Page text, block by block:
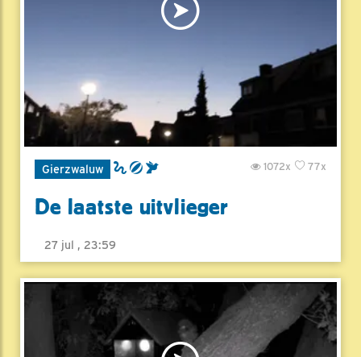
Gierzwaluw 77x
1072x
De laatste uitvlieger
27 jul , 23:59